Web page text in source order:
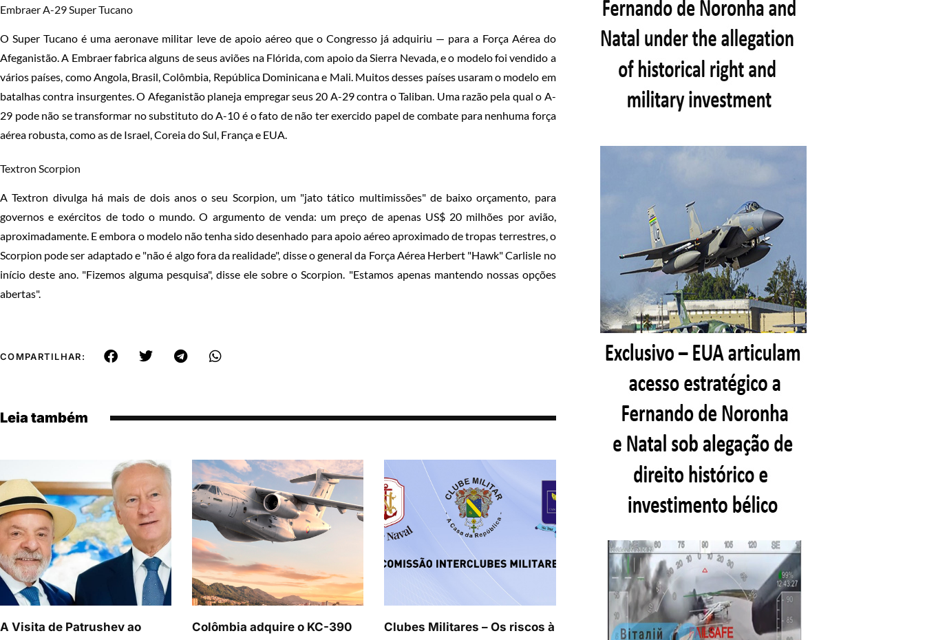
Embraer A-29 Super Tucano
O Super Tucano é uma aeronave militar leve de apoio aéreo que o Congresso já adquiriu — para a Força Aérea do
Afeganistão. A Embraer fabrica alguns de seus aviões na Flórida, com apoio da Sierra Nevada, e o modelo foi vendido a
vários países, como Angola, Brasil, Colômbia, República Dominicana e Mali. Muitos desses países usaram o modelo em
batalhas contra insurgentes. O Afeganistão planeja empregar seus 20 A-29 contra o Taliban. Uma razão pela qual o A-
29 pode não se transformar no substituto do A-10 é o fato de não ter exercido papel de combate para nenhuma força
aérea robusta, como as de Israel, Coreia do Sul, França e EUA.
Textron Scorpion
A Textron divulga há mais de dois anos o seu Scorpion, um "jato tático multimissões" de baixo orçamento, para
governos e exércitos de todo o mundo. O argumento de venda: um preço de apenas US$ 20 milhões por avião,
aproximadamente. E embora o modelo não tenha sido desenhado para apoio aéreo aproximado de tropas terrestres, o
Scorpion pode ser adaptado e "não é algo fora da realidade", disse o general da Força Aérea Herbert "Hawk" Carlisle no
início deste ano. "Fizemos alguma pesquisa", disse ele sobre o Scorpion. "Estamos apenas mantendo nossas opções
abertas".
COMPARTILHAR:
Leia também
A Visita de Patrushev ao
Colômbia adquire o KC-390
Clubes Militares – Os riscos à